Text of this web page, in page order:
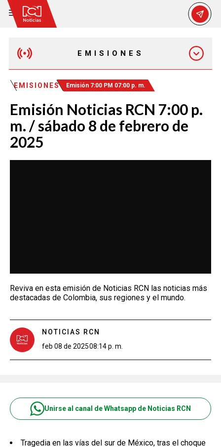
EMISIONES
MAÑANA EXPRESS
EMISIÓN 12:30 PM
EMISIONES Emisión 7:00 PM 07:00 p. m.
Emisión Noticias RCN 7:00 p.
m. / sábado 8 de febrero de
2025
Reviva en esta emisión de Noticias RCN las noticias más
destacadas de Colombia, sus regiones y el mundo.
NOTICIAS RCN
feb 08 de 202508:14 p. m.
Unirse al canal de Whatsapp de Noticias RCN
Tragedia en las vías del sur de México, tras el choque